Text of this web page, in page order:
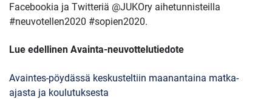
Facebookia ja Twitteriä @JUKOry aihetunnisteilla
#neuvotellen2020 #sopien2020.
Lue edellinen Avainta-neuvottelutiedote
Avaintes-pöydässä keskusteltiin maanantaina matka-
ajasta ja koulutuksesta